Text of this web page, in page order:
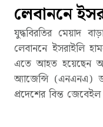
লেবাননে
যুদ্ধবিরতির মেয়াদ
লেবাননে ইসরাইলি
এতে আহত হয়েছেন
অ্যাজেন্সি (এনএনএ)
প্রদেশের বিন্ত